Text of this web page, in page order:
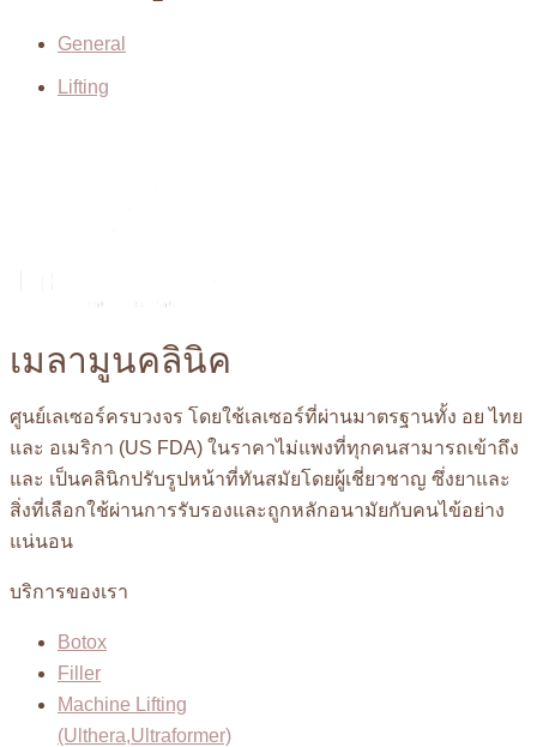
General
Lifting
เมลามูนคลินิค
ศูนย์เลเซอร์ครบวงจร โดยใช้เลเซอร์ที่ผ่านมาตรฐานทั้ง อย ไทย
และ อเมริกา (US FDA) ในราคาไม่แพงที่ทุกคนสามารถเข้าถึง
และ เป็นคลินิกปรับรูปหน้าที่ทันสมัยโดยผู้เชี่ยวชาญ ซึ่งยาและ
สิ่งที่เลือกใช้ผ่านการรับรองและถูกหลักอนามัยกับคนไข้อย่าง
แน่นอน
บริการของเรา
Botox
Filler
Machine Lifting
(Ulthera,Ultraformer)